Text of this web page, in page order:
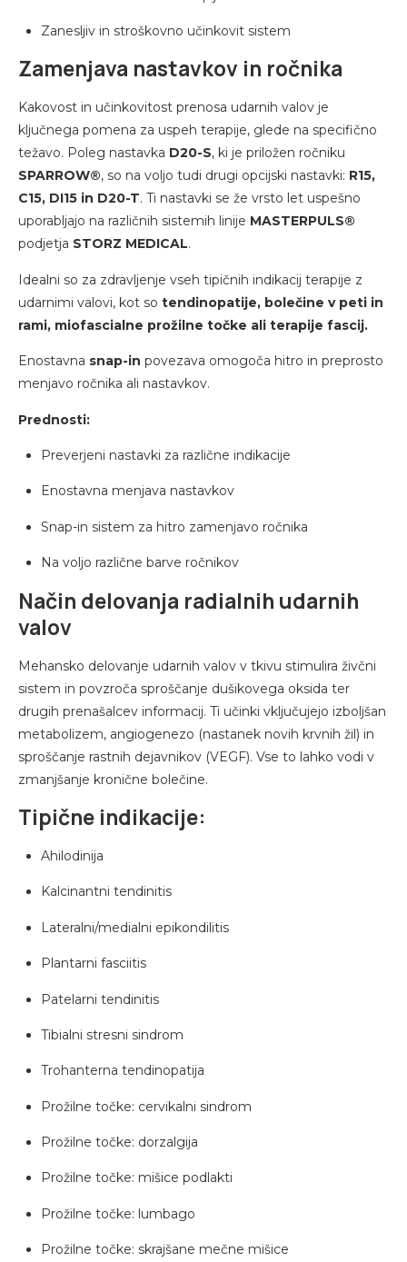
Zanesljiv in stroškovno učinkovit sistem
Zamenjava nastavkov in ročnika
Kakovost in učinkovitost prenosa udarnih valov je
ključnega pomena za uspeh terapije, glede na specifično
težavo. Poleg nastavka D20-S, ki je priložen ročniku
SPARROW®, so na voljo tudi drugi opcijski nastavki: R15,
C15, DI15 in D20-T. Ti nastavki se že vrsto let uspešno
uporabljajo na različnih sistemih linije MASTERPULS®
podjetja STORZ MEDICAL.
Idealni so za zdravljenje vseh tipičnih indikacij terapije z
udarnimi valovi, kot so tendinopatije, bolečine v peti in
rami, miofascialne prožilne točke ali terapije fascij.
Enostavna snap-in povezava omogoča hitro in preprosto
menjavo ročnika ali nastavkov.
Prednosti:
Preverjeni nastavki za različne indikacije
Enostavna menjava nastavkov
Snap-in sistem za hitro zamenjavo ročnika
Na voljo različne barve ročnikov
Način delovanja radialnih udarnih
valov
Mehansko delovanje udarnih valov v tkivu stimulira živčni
sistem in povzroča sproščanje dušikovega oksida ter
drugih prenašalcev informacij. Ti učinki vključujejo izboljšan
metabolizem, angiogenezo (nastanek novih krvnih žil) in
sproščanje rastnih dejavnikov (VEGF). Vse to lahko vodi v
zmanjšanje kronične bolečine.
Tipične indikacije:
Ahilodinija
Kalcinantni tendinitis
Lateralni/medialni epikondilitis
Plantarni fasciitis
Patelarni tendinitis
Tibialni stresni sindrom
Trohanterna tendinopatija
Prožilne točke: cervikalni sindrom
Prožilne točke: dorzalgija
Prožilne točke: mišice podlakti
Prožilne točke: lumbago
Prožilne točke: skrajšane mečne mišice